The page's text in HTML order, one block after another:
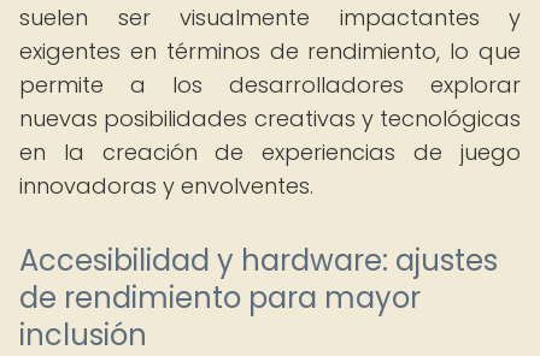
suelen ser visualmente impactantes y
exigentes en términos de rendimiento, lo que
permite a los desarrolladores explorar
nuevas posibilidades creativas y tecnológicas
en la creación de experiencias de juego
innovadoras y envolventes.
Accesibilidad y hardware: ajustes
de rendimiento para mayor
inclusión